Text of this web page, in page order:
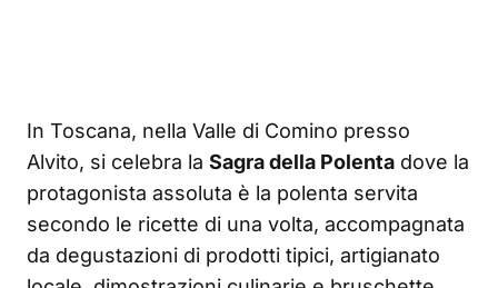
In Toscana, nella Valle di Comino presso
Alvito, si celebra la Sagra della Polenta dove la
protagonista assoluta è la polenta servita
secondo le ricette di una volta, accompagnata
da degustazioni di prodotti tipici, artigianato